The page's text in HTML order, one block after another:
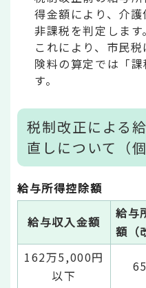
得金額により、介
非課税を判定します。
これにより、市民
険料の算定では「
す。
税制改正による
直しについて（
給与所得控除額
給与収入金額
給与
額（
162万5,000円
以下